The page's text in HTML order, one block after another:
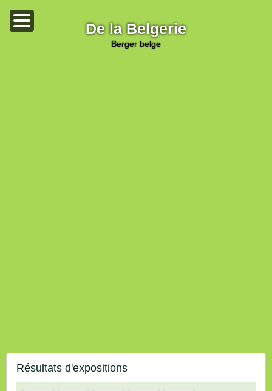
De la Belgerie
berger belge
Résultats d'expositions